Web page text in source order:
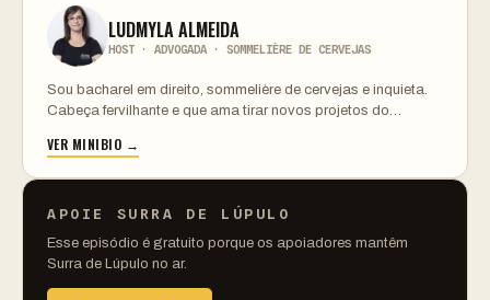
LUDMYLA ALMEIDA
HOST · ADVOGADA · SOMMELIÈRE DE CERVEJAS
Sou bacharel em direito, sommelière de cervejas e inquieta.
Cabeça fervilhante e que ama tirar novos projetos do…
VER MINIBIO →
APOIE SURRA DE LÚPULO
Esse episódio é gratuito porque os apoiadores mantêm
Surra de Lúpulo no ar.